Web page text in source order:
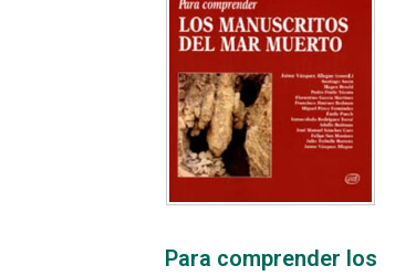
Para comprender los